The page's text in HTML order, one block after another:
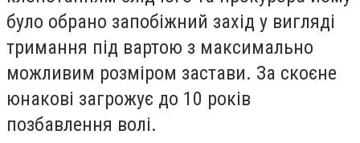
було обрано запобіжний захід у вигляді
тримання під вартою з максимально
можливим розміром застави. За скоєне
юнакові загрожує до 10 років
позбавлення волі.